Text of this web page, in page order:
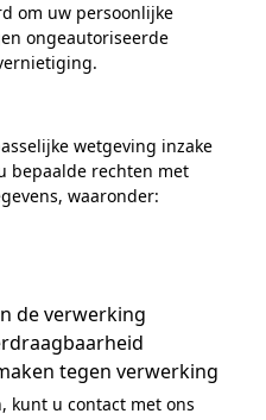
om uw persoonlijke
ongeautoriseerde
wetgeving inzake
bepaalde rechten met
waaronder:
de verwerking
tegen verwerking
kunt u contact met ons